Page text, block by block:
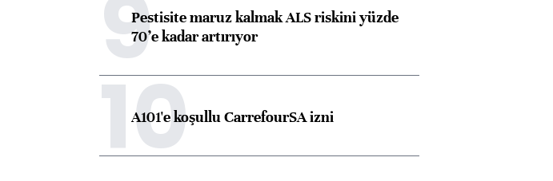
9Pestisite maruz kalmak ALS riskini yüzde
70’e kadar artırıyor
10
A101'e koşullu CarrefourSA izni